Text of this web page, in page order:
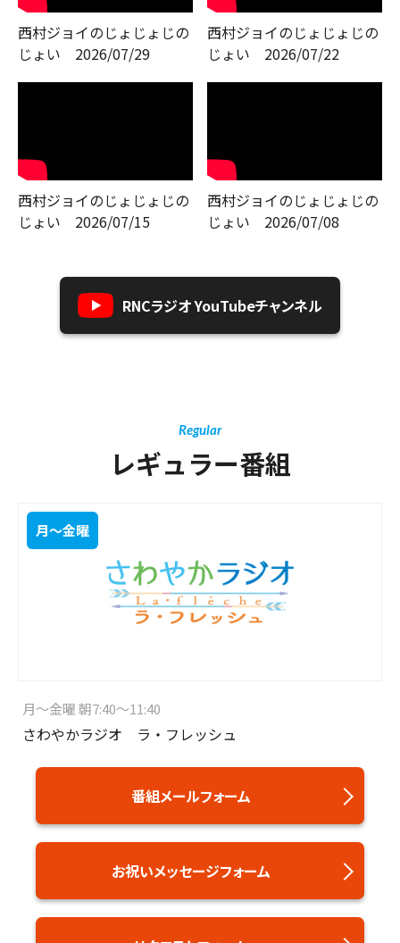
西村ジョイのじょじょじの
じょい 2026/07/29
西村ジョイのじょじょじの
じょい 2026/07/22
西村ジョイのじょじょじの
じょい 2026/07/15
西村ジョイのじょじょじの
じょい 2026/07/08
RNCラジオ YouTubeチャンネル
Regular
レギュラー番組
月～金曜
月～金曜 朝7:40～11:40
さわやかラジオ ラ・フレッシュ
番組メールフォーム
お祝いメッセージフォーム